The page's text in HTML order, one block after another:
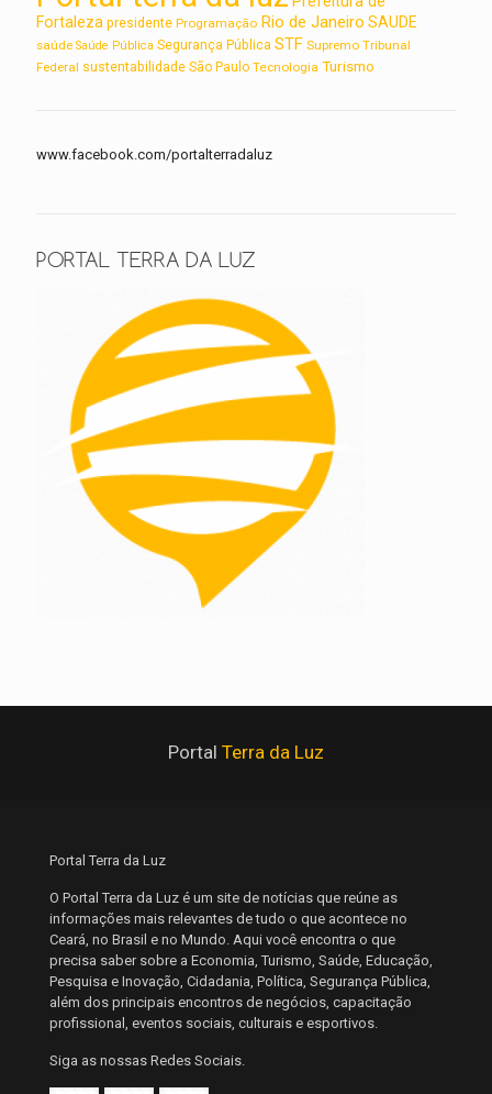
Fortaleza presidente Programação Rio de Janeiro SAUDE
saúde Saúde Pública Segurança Pública STF Supremo Tribunal
Federal sustentabilidade São Paulo Tecnologia Turismo
www.facebook.com/portalterradaluz
PORTAL TERRA DA LUZ
Portal Terra da Luz
Portal Terra da Luz
O Portal Terra da Luz é um site de notícias que reúne as
informações mais relevantes de tudo o que acontece no
Ceará, no Brasil e no Mundo. Aqui você encontra o que
precisa saber sobre a Economia, Turismo, Saúde, Educação,
Pesquisa e Inovação, Cidadania, Política, Segurança Pública,
além dos principais encontros de negócios, capacitação
profissional, eventos sociais, culturais e esportivos.
Siga as nossas Redes Sociais.